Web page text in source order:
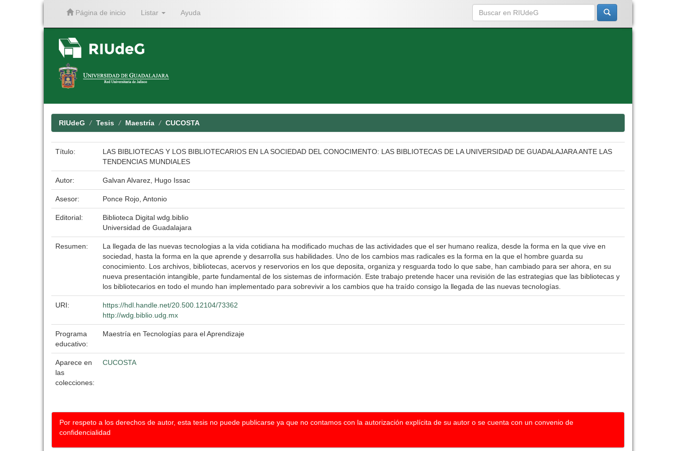
Página de inicio Listar Ayuda
RIUdeG Tesis Maestría CUCOSTA
Título:
LAS BIBLIOTECAS Y LOS BIBLIOTECARIOS EN LA SOCIEDAD DEL CONOCIMENTO: LAS BIBLIOTECAS DE LA UNIVERSIDAD DE GUADALAJARA ANTE LAS
TENDENCIAS MUNDIALES
Autor: Galvan Alvarez, Hugo Issac
Asesor: Ponce Rojo, Antonio
Editorial:
Biblioteca Digital wdg.biblio
Universidad de Guadalajara
Resumen:
La llegada de las nuevas tecnologias a la vida cotidiana ha modificado muchas de las actividades que el ser humano realiza, desde la forma en la que vive en
sociedad, hasta la forma en la que aprende y desarrolla sus habilidades. Uno de los cambios mas radicales es la forma en la que el hombre guarda su
conocimiento. Los archivos, bibliotecas, acervos y reservorios en los que deposita, organiza y resguarda todo lo que sabe, han cambiado para ser ahora, en su
nueva presentación intangible, parte fundamental de los sistemas de información. Este trabajo pretende hacer una revisión de las estrategias que las bibliotecas y
los bibliotecarios en todo el mundo han implementado para sobrevivir a los cambios que ha traído consigo la llegada de las nuevas tecnologías.
URI:
https://hdl.handle.net/20.500.12104/73362
http://wdg.biblio.udg.mx
Programa
educativo:
Maestría en Tecnologías para el Aprendizaje
Aparece en
las
colecciones:
CUCOSTA
Por respeto a los derechos de autor, esta tesis no puede publicarse ya que no contamos con la autorización explícita de su autor o se cuenta con un convenio de
confidencialidad